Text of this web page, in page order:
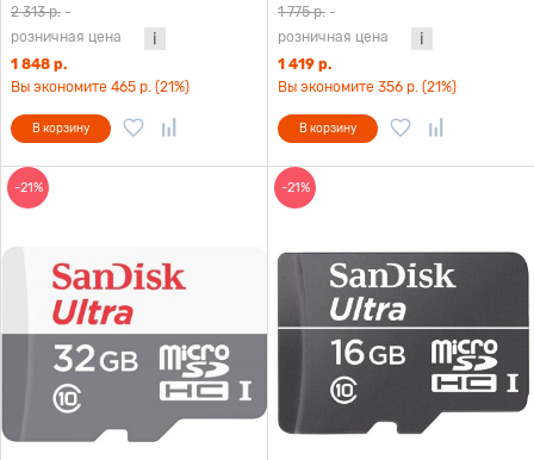
(95/45MB/s) 32GB + ADP
2 313 р. -
розничная цена
1 848 р.
Вы экономите 465 р. (21%)
В корзину
(100/10MB/s) 64GB
1 775 р. -
розничная цена
1 419 р.
Вы экономите 356 р. (21%)
В корзину
-21% -21%